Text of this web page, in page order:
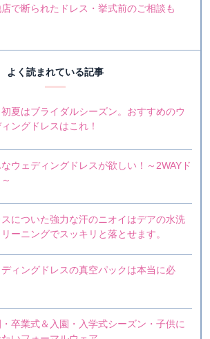
店で断られたドレス・挙式前のご相談も
よく読まれている記事
夏はブライダルシーズン。おすすめのウ
ィングドレスはこれ！
なウェディングドレスが欲しい！～2WAYド
スについた強力な汗のニオイはデアの水洗
ーニングでスッキリと落とせます。
ディングドレスの真空パックは本当に必
卒業式＆入園・入学式シーズン・子供に